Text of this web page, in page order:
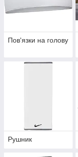
Пов'язки на голову
Рушник